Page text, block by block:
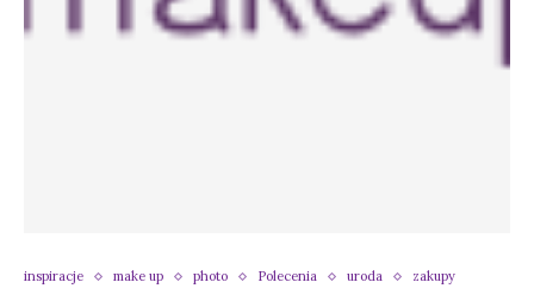
inspiracje make up photo Polecenia uroda zakupy